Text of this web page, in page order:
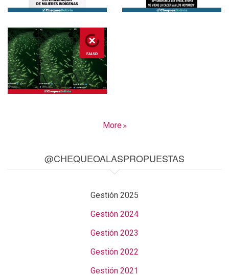
More
@CHEQUEOALASPROPUESTAS
Gestión 2025
Gestión 2024
Gestión 2023
Gestión 2022
Gestión 2021